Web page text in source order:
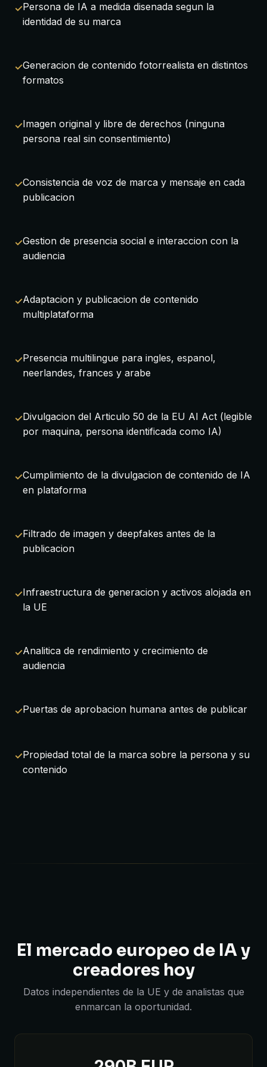
Persona de IA a medida disenada segun la
identidad de su marca
Generacion de contenido fotorrealista en distintos
formatos
Imagen original y libre de derechos (ninguna
persona real sin consentimiento)
Consistencia de voz de marca y mensaje en cada
publicacion
Gestion de presencia social e interaccion con la
audiencia
Adaptacion y publicacion de contenido
multiplataforma
Presencia multilingue para ingles, espanol,
neerlandes, frances y arabe
Divulgacion del Articulo 50 de la EU AI Act (legible
por maquina, persona identificada como IA)
Cumplimiento de la divulgacion de contenido de IA
en plataforma
Filtrado de imagen y deepfakes antes de la
publicacion
Infraestructura de generacion y activos alojada en
la UE
Analitica de rendimiento y crecimiento de
audiencia
Puertas de aprobacion humana antes de publicar
Propiedad total de la marca sobre la persona y su
contenido
El mercado europeo de IA y
creadores hoy
Datos independientes de la UE y de analistas que
enmarcan la oportunidad.